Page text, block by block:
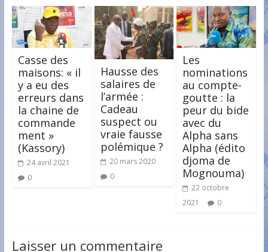
Casse des
maisons: « il
y a eu des
erreurs dans
la chaine de
commande
ment »
(Kassory)
24 avril 2021
0
Hausse des
salaires de
l’armée :
Cadeau
suspect ou
vraie fausse
polémique ?
20 mars 2020
0
Les
nominations
au compte-
goutte : la
peur du bide
avec du
Alpha sans
Alpha (édito
djoma de
Mognouma)
22 octobre
2021
0
Laisser un commentaire